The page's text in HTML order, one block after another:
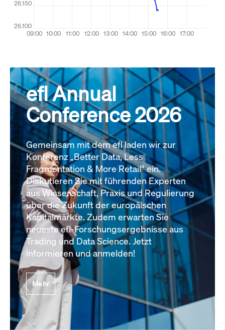
efl Annual
Conference 2026
Gemeinsam mit dem efl laden wir zur
Konferenz „Better Data, Less
Fragmentation & More Retail“ ein.
Diskutieren Sie mit führenden Experten
aus Wissenschaft, Praxis und Regulierung
über die Zukunft der europäischen
Kapitalmärkte. Zudem erwarten Sie
neueste efl-Forschungsergebnisse aus
Trading und Data Science. Jetzt
informieren und anmelden!
Mehr